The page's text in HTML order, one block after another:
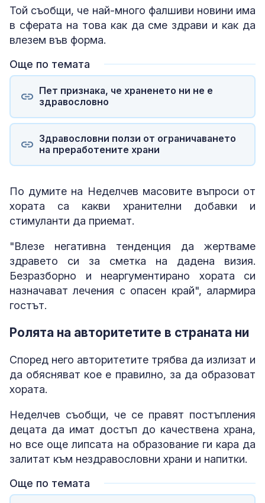
Той съобщи, че най-много фалшиви новини има
в сферата на това как да сме здрави и как да
влезем във форма.
Още по темата
Пет признака, че храненето ни не е
здравословно
Здравословни ползи от ограничаването
на преработените храни
По думите на Неделчев масовите въпроси от
хората са какви хранителни добавки и
стимуланти да приемат.
"Влезе негативна тенденция да жертваме
здравето си за сметка на дадена визия.
Безразборно и неаргументирано хората си
назначават лечения с опасен край", алармира
гостът.
Ролята на авторитетите в страната ни
Според него авторитетите трябва да излизат и
да обясняват кое е правилно, за да образоват
хората.
Неделчев съобщи, че се правят постъпления
децата да имат достъп до качествена храна,
но все още липсата на образование ги кара да
залитат към нездравословни храни и напитки.
Още по темата